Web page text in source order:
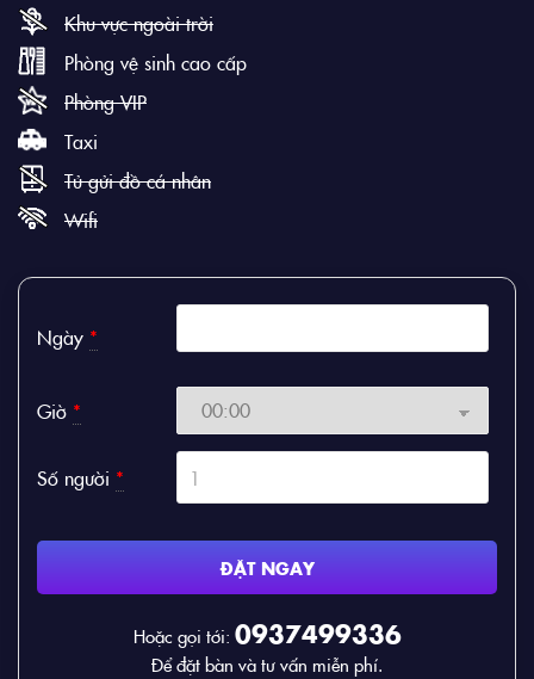
Khu vực ngoài trời
Phòng vệ sinh cao cấp
Phòng VIP
Taxi
Tủ gửi đồ cá nhân
Wifi
Ngày *
Giờ *
Số người *
ĐẶT NGAY
Hoặc gọi tới: 0937499336
Để đặt bàn và tư vấn miễn phí.